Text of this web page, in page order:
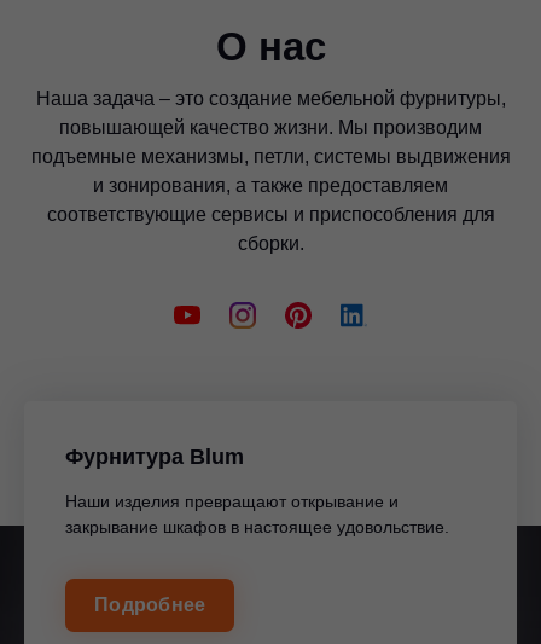
О нас
Наша задача – это создание мебельной фурнитуры,
повышающей качество жизни. Мы производим
подъемные механизмы, петли, системы выдвижения
и зонирования, а также предоставляем
соответствующие сервисы и приспособления для
сборки.
Фурнитура Blum
Наши изделия превращают открывание и
закрывание шкафов в настоящее удовольствие.
Подробнее